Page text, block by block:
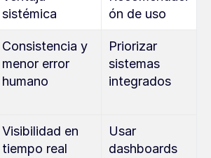
sistémica
ón de uso
Consistencia y
menor error
humano
Priorizar
sistemas
integrados
Visibilidad en
tiempo real
Usar
dashboards